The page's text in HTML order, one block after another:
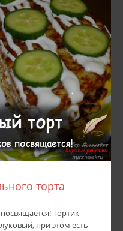
торта
Тортик
при этом есть